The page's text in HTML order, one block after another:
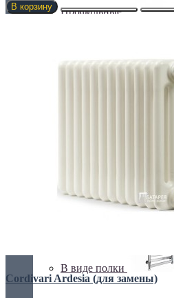
Профильные
В виде полки
В корзину
Cordivari Ardesia (для замены)